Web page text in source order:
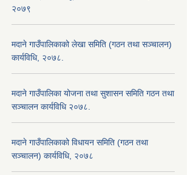
२०७९
मदाने गाउँपालिकाको लेखा समिति (गठन तथा सञ्चालन)
कार्यविधि, २०७८.
मदाने गाउँपालिका योजना तथा सुशासन समिति गठन तथा
सञ्चालन कार्यविधि २०७८.
मदाने गाउँपालिकाको विधायन समिति (गठन तथा
सञ्चालन) कार्यविधि, २०७८